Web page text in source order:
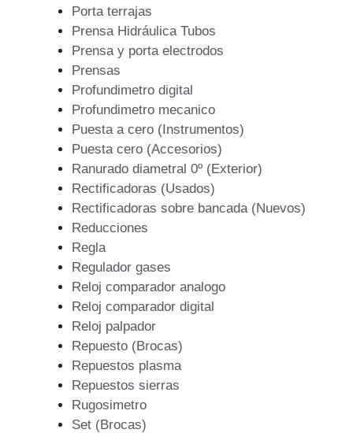
Porta terrajas
Prensa Hidráulica Tubos
Prensa y porta electrodos
Prensas
Profundimetro digital
Profundimetro mecanico
Puesta a cero (Instrumentos)
Puesta cero (Accesorios)
Ranurado diametral 0º (Exterior)
Rectificadoras (Usados)
Rectificadoras sobre bancada (Nuevos)
Reducciones
Regla
Regulador gases
Reloj comparador analogo
Reloj comparador digital
Reloj palpador
Repuesto (Brocas)
Repuestos plasma
Repuestos sierras
Rugosimetro
Set (Brocas)